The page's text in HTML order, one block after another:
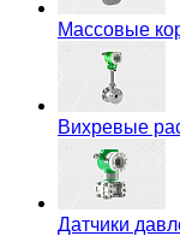
Массовые
Вихревые
Датчики